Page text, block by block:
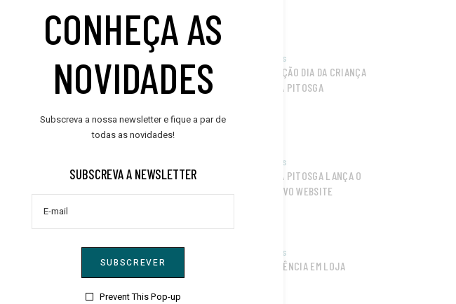
CONHEÇA AS
NOVIDADES
Subscreva a nossa newsletter e fique a par de
todas as novidades!
SUBSCREVA A NEWSLETTER
SUBSCREVER
Prevent This Pop-up
EXPERIÊNCIA EM LOJA
Notícias
PROMOÇÃO DIA DA CRIANÇA
ÓPTICA PITOSGA
Notícias
ÓPTICA PITOSGA LANÇA O
SEU NOVO WEBSITE
Notícias
EXPERIÊNCIA EM LOJA